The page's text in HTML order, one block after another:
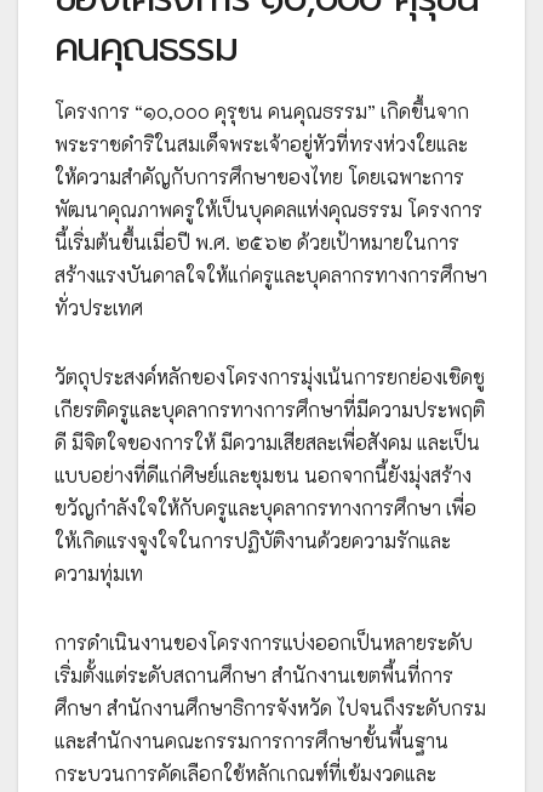
คนคุณธรรม
โครงการ “๑๐,๐๐๐ คุรุชน คนคุณธรรม” เกิดขึ้นจาก
พระราชดำริในสมเด็จพระเจ้าอยู่หัวที่ทรงห่วงใยและ
ให้ความสำคัญกับการศึกษาของไทย โดยเฉพาะการ
พัฒนาคุณภาพครูให้เป็นบุคคลแห่งคุณธรรม โครงการ
นี้เริ่มต้นขึ้นเมื่อปี พ.ศ. ๒๕๖๒ ด้วยเป้าหมายในการ
สร้างแรงบันดาลใจให้แก่ครูและบุคลากรทางการศึกษา
ทั่วประเทศ
วัตถุประสงค์หลักของโครงการมุ่งเน้นการยกย่องเชิดชู
เกียรติครูและบุคลากรทางการศึกษาที่มีความประพฤติ
ดี มีจิตใจของการให้ มีความเสียสละเพื่อสังคม และเป็น
แบบอย่างที่ดีแก่ศิษย์และชุมชน นอกจากนี้ยังมุ่งสร้าง
ขวัญกำลังใจให้กับครูและบุคลากรทางการศึกษา เพื่อ
ให้เกิดแรงจูงใจในการปฏิบัติงานด้วยความรักและ
ความทุ่มเท
การดำเนินงานของโครงการแบ่งออกเป็นหลายระดับ
เริ่มตั้งแต่ระดับสถานศึกษา สำนักงานเขตพื้นที่การ
ศึกษา สำนักงานศึกษาธิการจังหวัด ไปจนถึงระดับกรม
และสำนักงานคณะกรรมการการศึกษาขั้นพื้นฐาน
กระบวนการคัดเลือกใช้หลักเกณฑ์ที่เข้มงวดและ